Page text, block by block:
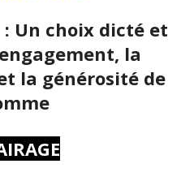
: Un choix dicté et
la
la générosité de